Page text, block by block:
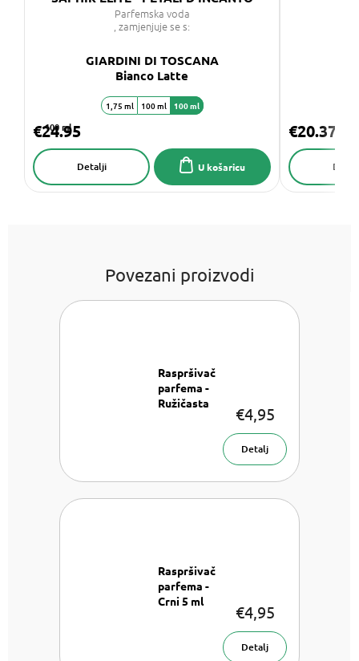
Parfemska voda
, zamjenjuje se s:
GIARDINI DI TOSCANA
Bianco Latte
100 ml
€24.95
U košaricu
Detalji
1,75 ml 100 ml 100 ml
€20.37
Povezani proizvodi
Raspršivač
parfema -
Ružičasta
€4,95
Detalj
Raspršivač
parfema -
Crni 5 ml
€4,95
Detalj